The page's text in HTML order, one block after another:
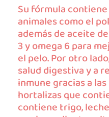
Su fórmula
animales como el
además de aceite
3 y omega 6 para
el pelo. Por otro
salud digestiva y a
inmune gracias a
hortalizas que
contiene trigo,